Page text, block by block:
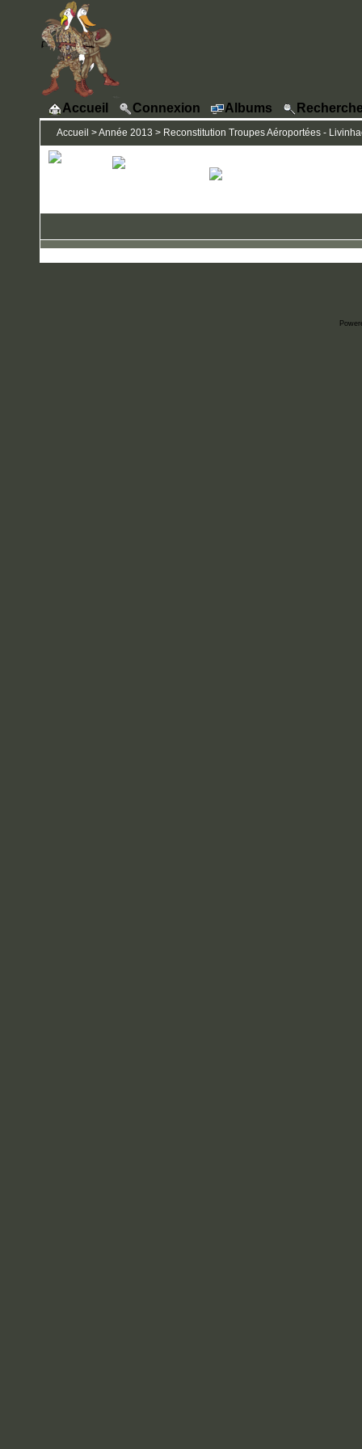
Accueil Connexion Albums
Accueil >Année 2013 > Reconstitution Troupes Aéroportées -